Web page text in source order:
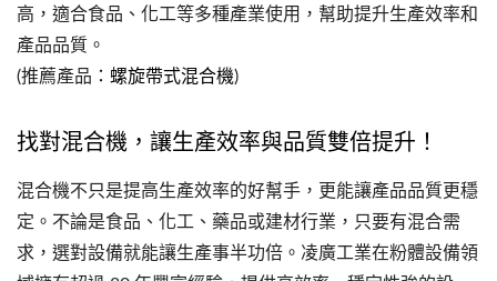
高，適合食品、化工等多種產業使用，幫助提升生產效率和
產品品質。
(推薦產品： 螺旋帶式混合機)
找對混合機，讓生產效率與品質雙倍提升！
混合機不只是提高生產效率的好幫手，更能讓產品品質更穩
定。不論是食品、化工、藥品或建材行業，只要有混合需
求，選對設備就能讓生產事半功倍。凌廣工業在粉體設備領